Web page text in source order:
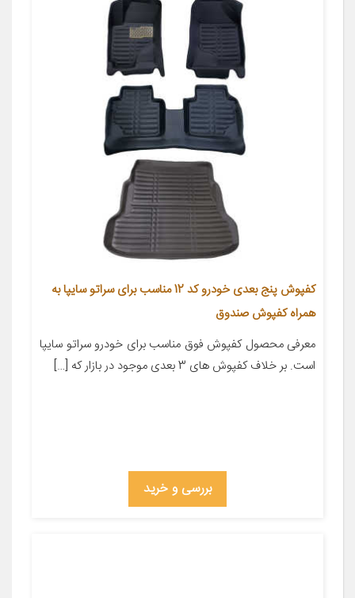
کفپوش پنج بعدی خودرو کد 12 مناسب برای سراتو سایپا به
همراه کفپوش صندوق
معرفی محصول کفپوش فوق مناسب برای خودرو سراتو سایپا
است. بر خلاف کفپوش های 3 بعدی موجود در بازار که […]
بررسی و خرید